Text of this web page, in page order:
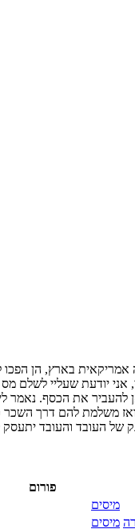
להעביר את הכסף.
משלמת להם דרך
של העובד והעובד
פורום
מיסים
מיסים